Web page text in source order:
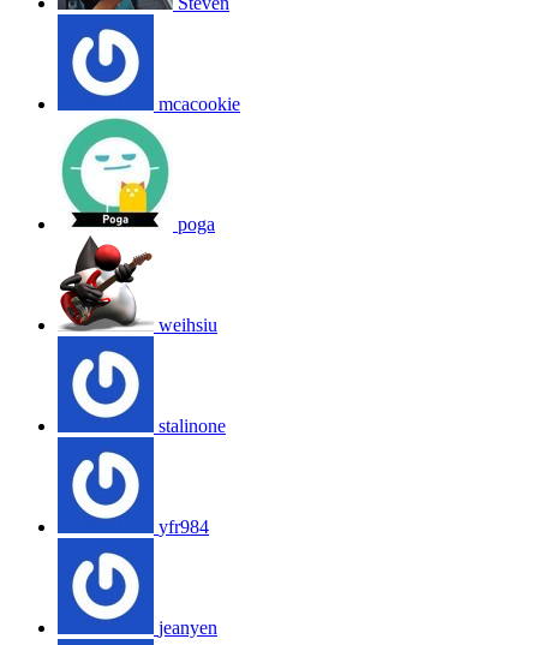
mcacookie
poga
weihsiu
stalinone
yfr984
jeanyen